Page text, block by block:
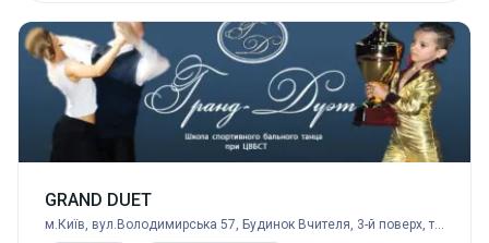
GRAND DUET
м.Київ, вул.Володимирська 57, Будинок Вчителя, 3-й поверх, танцзал 209